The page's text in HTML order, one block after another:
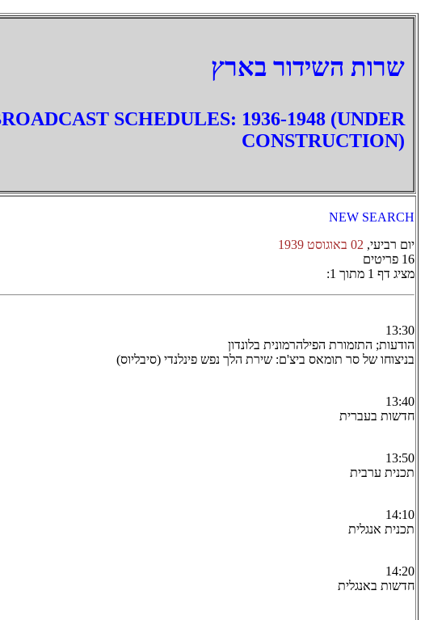
‏שרות השידור בארץ
SCHEDULES: 1936-1948 (UNDER
CONSTRUCTION)
NEW SEARCH
יום רביעי, 02 באוגוסט 1939
16 פריטים
מציג דף 1 מתוך 1:
13:30
הודעות; התזמורת הפילהרמונית בלונדון
בניצוחו של סר תומאס ביצ'ם: שירת הלך נפש פינלנדי (סיבליוס)
13:40
חדשות בעברית
13:50
תכנית ערבית
14:10
תכנית אנגלית
14:20
חדשות באנגלית